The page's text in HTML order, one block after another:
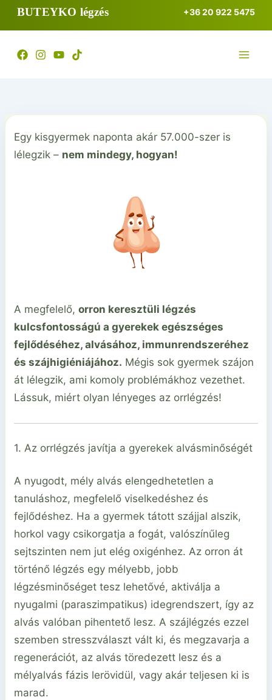
BUTEYKO légzés +36 20 922 5475
Egy kisgyermek naponta akár 57.000-szer is
lélegzik – nem mindegy, hogyan!
A megfelelő,orron keresztüli légzés
kulcsfontosságú a gyerekek egészséges
fejlődéséhez, alvásához, immunrendszeréhez
és szájhigiéniájához. Mégis sok gyermek szájon
át lélegzik, ami komoly problémákhoz vezethet.
Lássuk, miért olyan lényeges az orrlégzés!
1. Az orrlégzés javítja a gyerekek alvásminőségét
A nyugodt, mély alvás elengedhetetlen a
tanuláshoz, megfelelő viselkedéshez és
fejlődéshez. Ha a gyermek tátott szájjal alszik,
horkol vagy csikorgatja a fogát, valószínűleg
sejtszinten nem jut elég oxigénhez. Az orron át
történő légzés egy mélyebb, jobb
légzésminőséget tesz lehetővé, aktiválja a
nyugalmi (paraszimpatikus) idegrendszert, így az
alvás valóban pihentető lesz. A szájlégzés ezzel
szemben stresszválaszt vált ki, és megzavarja a
regenerációt, az alvás töredezett lesz és a
mélyalvás fázis lerövidül, vagy akár teljesen ki is
marad.